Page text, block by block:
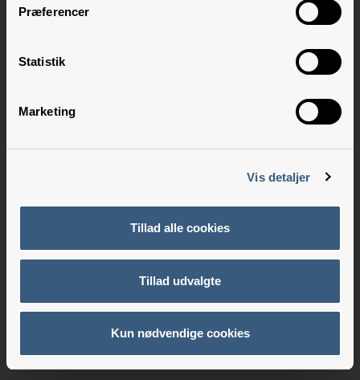
Præferencer
Statistik
Marketing
Vis detaljer
Tillad alle cookies
Tillad udvalgte
Kun nødvendige cookies